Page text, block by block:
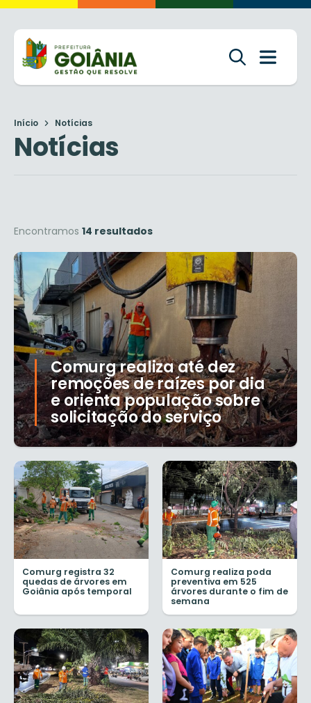
Início Notícias
Notícias
Encontramos 14 resultados
Comurg realiza até dez
remoções de raízes por dia
e orienta população sobre
solicitação do serviço
Comurg registra 32
quedas de árvores em
Goiânia após temporal
Comurg realiza poda
preventiva em 525
árvores durante o fim de
semana